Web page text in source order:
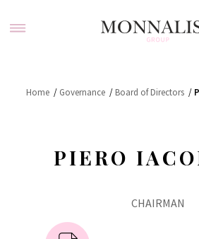
Home / Governance / Board of Directors /
PIERO
CHAIRMAN